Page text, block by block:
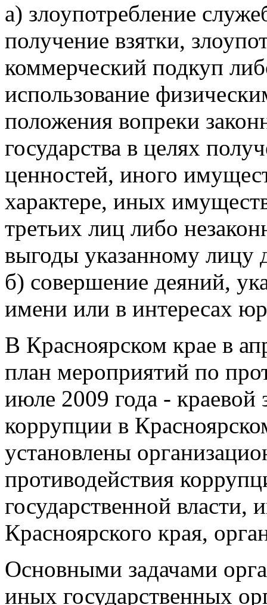
а) злоупотребление
получение взятки,
коммерческий подкуп
использование
положения вопреки
государства в целях
ценностей, иного
характере, иных
третьих лиц либо
выгоды указанному
б) совершение деяний,
имени или в интересах
В Красноярском крае в
план мероприятий по
июле 2009 года - краевой
коррупции в
установлены
противодействия
государственной власти,
Красноярского края,
Основными задачами
иных государственных